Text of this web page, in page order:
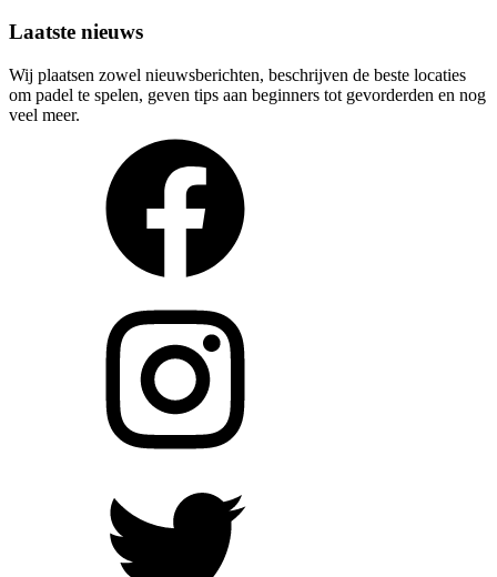
Laatste nieuws
Wij plaatsen zowel nieuwsberichten, beschrijven de beste locaties
om padel te spelen, geven tips aan beginners tot gevorderden en nog
veel meer.